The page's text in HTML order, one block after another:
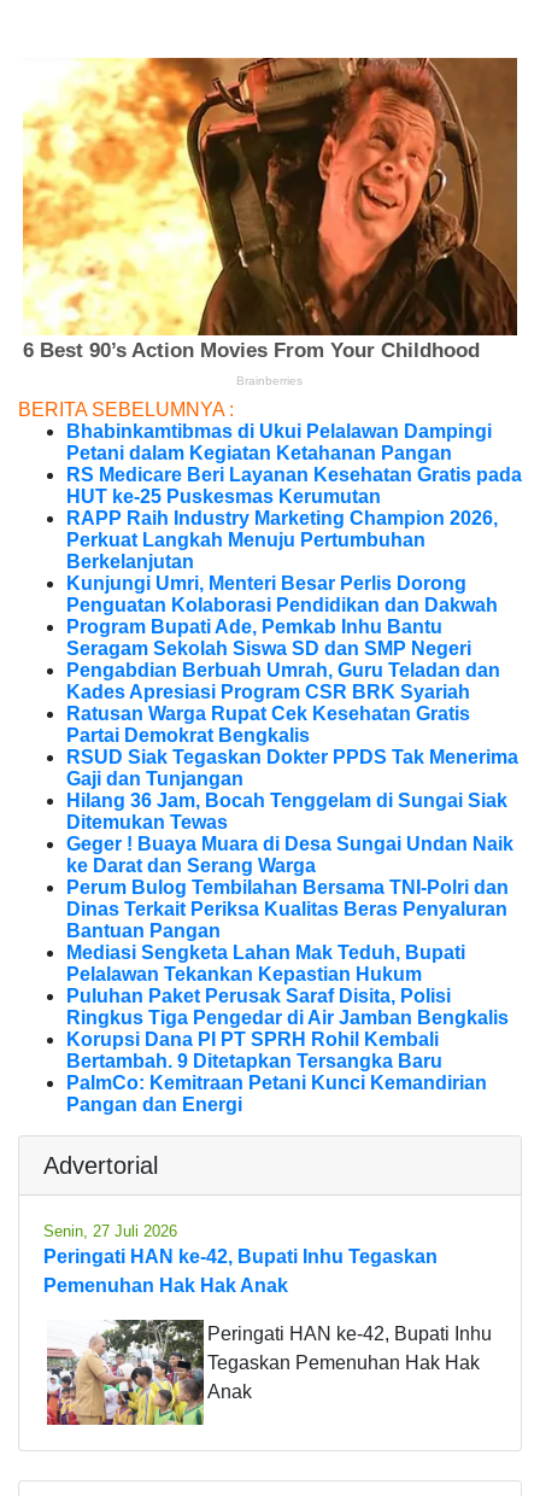
BERITA SEBELUMNYA :
Bhabinkamtibmas di Ukui Pelalawan Dampingi
Petani dalam Kegiatan Ketahanan Pangan
RS Medicare Beri Layanan Kesehatan Gratis pada
HUT ke-25 Puskesmas Kerumutan
RAPP Raih Industry Marketing Champion 2026,
Perkuat Langkah Menuju Pertumbuhan
Berkelanjutan
Kunjungi Umri, Menteri Besar Perlis Dorong
Penguatan Kolaborasi Pendidikan dan Dakwah
Program Bupati Ade, Pemkab Inhu Bantu
Seragam Sekolah Siswa SD dan SMP Negeri
Pengabdian Berbuah Umrah, Guru Teladan dan
Kades Apresiasi Program CSR BRK Syariah
Ratusan Warga Rupat Cek Kesehatan Gratis
Partai Demokrat Bengkalis
RSUD Siak Tegaskan Dokter PPDS Tak Menerima
Gaji dan Tunjangan
Hilang 36 Jam, Bocah Tenggelam di Sungai Siak
Ditemukan Tewas
Geger ! Buaya Muara di Desa Sungai Undan Naik
ke Darat dan Serang Warga
Perum Bulog Tembilahan Bersama TNI-Polri dan
Dinas Terkait Periksa Kualitas Beras Penyaluran
Bantuan Pangan
Mediasi Sengketa Lahan Mak Teduh, Bupati
Pelalawan Tekankan Kepastian Hukum
Puluhan Paket Perusak Saraf Disita, Polisi
Ringkus Tiga Pengedar di Air Jamban Bengkalis
Korupsi Dana PI PT SPRH Rohil Kembali
Bertambah. 9 Ditetapkan Tersangka Baru
PalmCo: Kemitraan Petani Kunci Kemandirian
Pangan dan Energi
Advertorial
Senin, 27 Juli 2026
Peringati HAN ke-42, Bupati Inhu Tegaskan
Pemenuhan Hak Hak Anak
Peringati HAN ke-42, Bupati Inhu
Tegaskan Pemenuhan Hak Hak
Anak